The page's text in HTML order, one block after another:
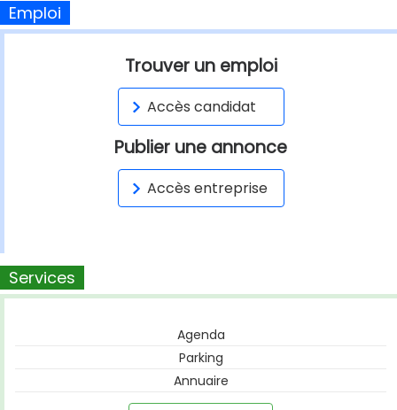
Emploi
Trouver un emploi
Accès candidat
Publier une annonce
Accès entreprise
Services
Agenda
Parking
Annuaire